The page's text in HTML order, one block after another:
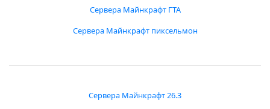
Сервера Майнкрафт ГТА
Сервера Майнкрафт пиксельмон
Сервера Майнкрафт 26.3